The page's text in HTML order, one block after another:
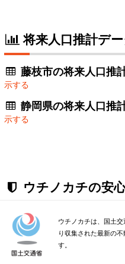
将来人口推計デ
藤枝市の将来人口推
示する
静岡県の将来人口推
示する
ウチノカチの安
ウチノカチは、国土
り収集された最新の
す。